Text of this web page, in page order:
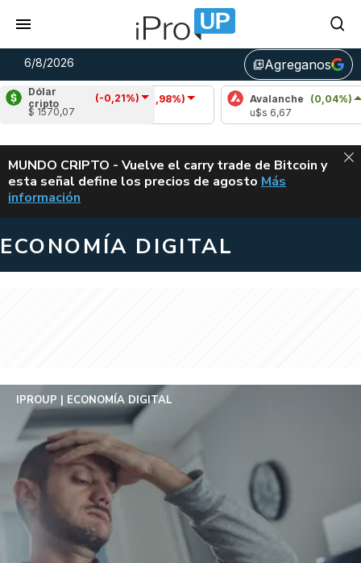
6/8/2026 library_addAgreganos
Dólar
cripto
(-0,21%)
$ 1570,07
Cardano
(-0,98%)
u$s 0,19
Avalanche (0,04%)
ALERTA
MUNDO CRIPTO - Vuelve el carry trade de Bitcoin y
esta señal define los precios de agosto VUELVE EL
Más
información
ECONOMÍA DIGITAL
IPROUP ECONOMÍA DIGITAL